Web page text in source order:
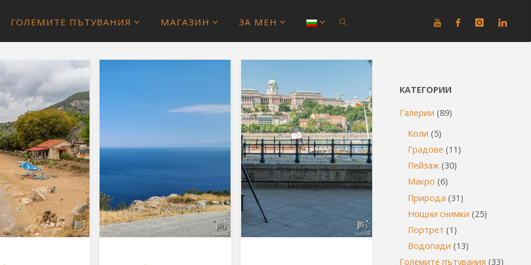
ГОЛЕМИТЕ ПЪТУВАНИЯ МАГАЗИН ЗА МЕН
SEARCH
КАТЕГОРИИ
Галерии (89)
Коли (5)
Градове (11)
Пейзаж (30)
Макро (6)
Природа (31)
Нощни снимки (25)
Портрет (1)
Водопади (13)
Големите пътувания (33)